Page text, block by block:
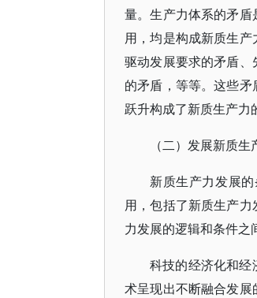
量。生产力体系的矛
用，均是构成新质生
驱动发展要求的矛盾
的矛盾，等等。这些
跃升构成了新质生产力
（二）发展新质
新质生产力发展
用，包括了新质生产
力发展的逻辑和条件之
科技的经济化和
术呈现出不断融合发